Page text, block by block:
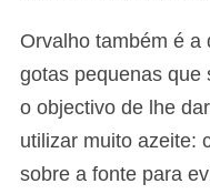
Orvalho também é a
gotas pequenas que
o objectivo de lhe
utilizar muito azeite:
sobre a fonte para